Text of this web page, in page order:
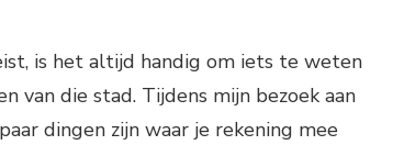
is het altijd handig om iets te weten
van die stad. Tijdens mijn bezoek aan
dingen zijn waar je rekening mee